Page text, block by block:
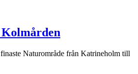
Naturområde från Katrineholm till